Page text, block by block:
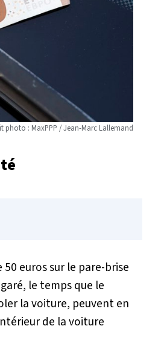
photo : MaxPPP / Jean-Marc Lallemand
euros sur le pare-brise
le temps que le
la voiture, peuvent en
de la voiture